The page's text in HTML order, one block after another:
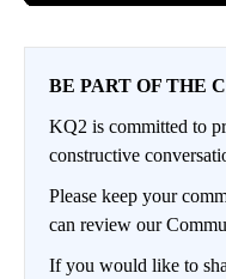
BE PART OF THE
KQ2 is committed to
constructive
Please keep your
can review our
If you would like to